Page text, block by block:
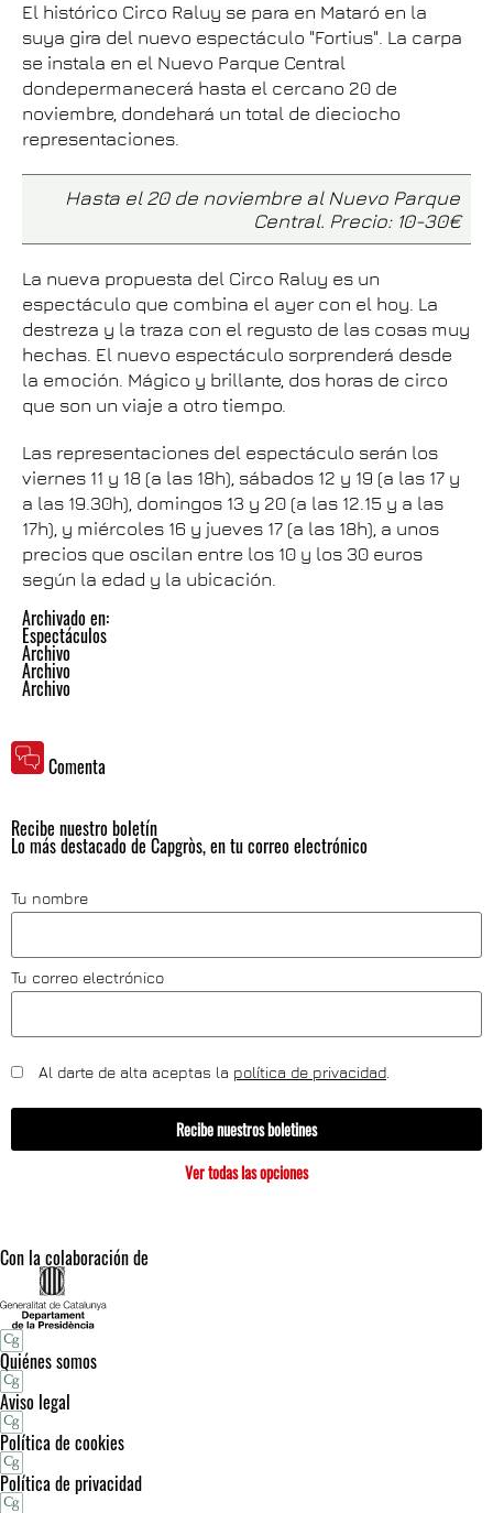
El histórico Circo Raluy se para en Mataró en la
suya gira del nuevo espectáculo "Fortius". La carpa
se instala en el Nuevo Parque Central
dondepermanecerá hasta el cercano 20 de
noviembre, dondehará un total de dieciocho
representaciones.
Hasta el 20 de noviembre al Nuevo Parque
Central. Precio: 10-30€
La nueva propuesta del Circo Raluy es un
espectáculo que combina el ayer con el hoy. La
destreza y la traza con el regusto de las cosas muy
hechas. El nuevo espectáculo sorprenderá desde
la emoción. Mágico y brillante, dos horas de circo
que son un viaje a otro tiempo.
Las representaciones del espectáculo serán los
viernes 11 y 18 (a las 18h), sábados 12 y 19 (a las 17 y
a las 19.30h), domingos 13 y 20 (a las 12.15 y a las
17h), y miércoles 16 y jueves 17 (a las 18h), a unos
precios que oscilan entre los 10 y los 30 euros
según la edad y la ubicación.
Archivado en:
Espectáculos
Archivo
Archivo
Archivo
Comenta
Recibe nuestro boletín
Lo más destacado de Capgròs, en tu correo electrónico
Tu nombre
Tu correo electrónico
Al darte de alta aceptas la política de privacidad
Recibe nuestros boletines
Ver todas las opciones
Con la colaboración de
Quiénes somos
Aviso legal
Política de cookies
Política de privacidad